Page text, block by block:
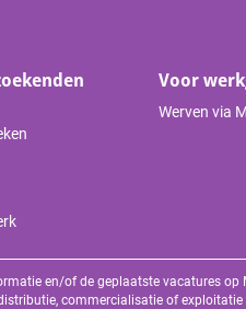
Voor
Werven via
en/of de geplaatste vacatures
commercialisatie of